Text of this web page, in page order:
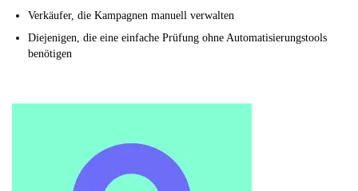
Verkäufer, die Kampagnen manuell verwalten
Diejenigen, die eine einfache Prüfung ohne Automatisierungstools
benötigen